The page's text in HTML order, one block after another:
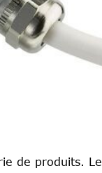
de produits. Le